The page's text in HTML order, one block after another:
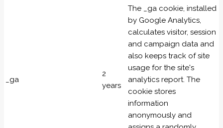
_ga
2
years
The _ga cookie, installed
by Google Analytics,
calculates visitor, session
and campaign data and
also keeps track of site
usage for the site's
analytics report. The
cookie stores
information
anonymously and